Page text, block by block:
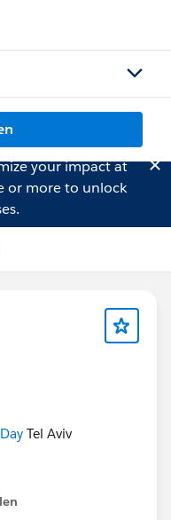
your impact at
or more to unlock
Tel Aviv